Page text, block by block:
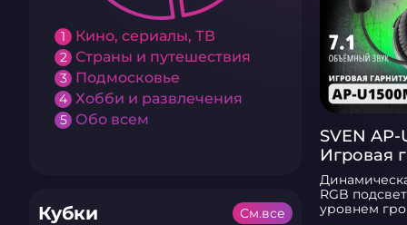
1 Кино, сериалы, ТВ
2 Страны и путешествия
3 Подмосковье
4 Хобби и развлечения
5 Обо всем
Кубки См.все
SVEN AP-
Игровая
RGB
7.1
RGB
уровнем